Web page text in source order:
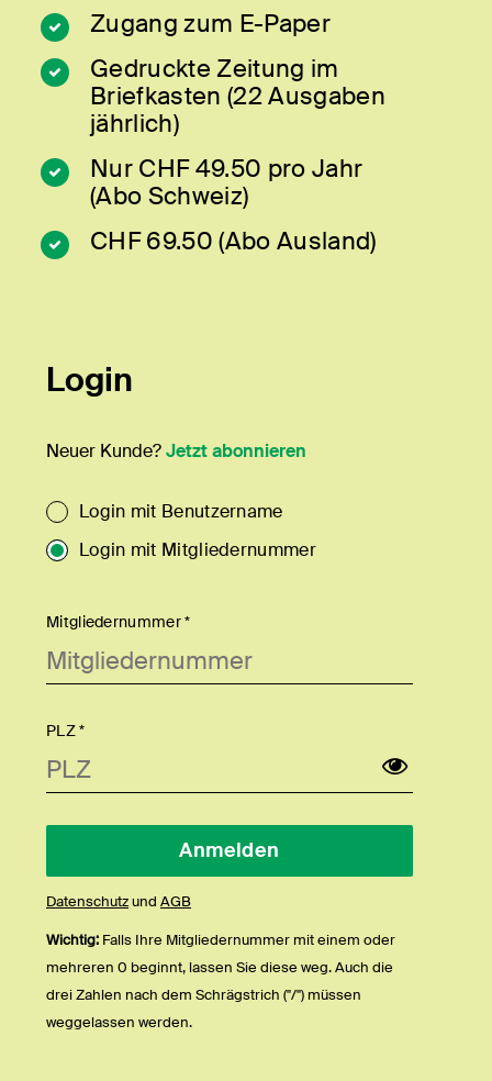
Zugang zum E-Paper
Gedruckte Zeitung im
Briefkasten (22 Ausgaben
jährlich)
Nur CHF 49.50 pro Jahr
(Abo Schweiz)
CHF 69.50 (Abo Ausland)
Login
Neuer Kunde?Jetzt abonnieren
Login mit Benutzername
Login mit Mitgliedernummer
Mitgliedernummer *
PLZ *
Datenschutzund AGB
Wichtig: Falls Ihre Mitgliedernummer mit einem oder
mehreren 0 beginnt, lassen Sie diese weg. Auch die
drei Zahlen nach dem Schrägstrich ("/") müssen
weggelassen werden.